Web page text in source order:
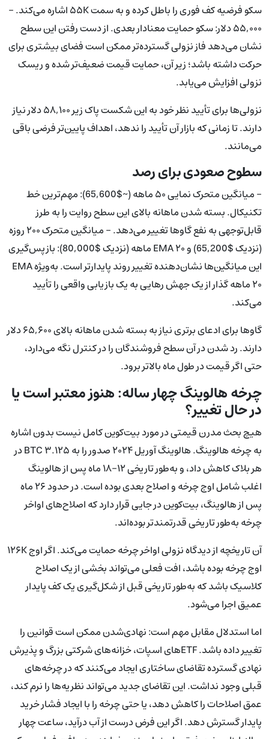
سکو فرضیه کف فوری را باطل کرده و به سمت ۵۵K اشاره می‌کند. -
۵۵,۰۰۰ دلار: سکو حمایت معنادار بعدی. از دست رفتن این سطح
نشان می‌دهد فاز نزولی گسترده‌تر ممکن است فضای بیشتری برای
حرکت داشته باشد؛ زیر آن، حمایت قیمت ضعیف‌تر شده و ریسک
نزولی افزایش می‌یابد.
نزولی‌ها برای تأیید نظر خود به این شکست پاک زیر ۵۸,۱۰۰ دلار نیاز
دارند. تا زمانی که بازار آن تأیید را ندهد، اهداف پایین‌تر فرضی باقی
می‌مانند.
سطوح صعودی برای رصد
- میانگین متحرک نمایی ۵۰ ماهه (~$65,600): مهم‌ترین خط
تکنیکال. بسته شدن ماهانه بالای این سطح روایت را به طرز
قابل‌توجهی به نفع گاوها تغییر می‌دهد. - میانگین متحرک ۲۰۰ روزه
(نزدیک $65,200) و EMA ۲۰ ماهه (نزدیک $80,000): بازپس‌گیری
این میانگین‌ها نشان‌دهنده تغییر روند پایدارتر است. به‌ویژه EMA
۲۰ ماهه گذار از یک جهش رهایی به یک بازیابی واقعی را تأیید
می‌کند.
گاوها برای ادعای برتری نیاز به بسته شدن ماهانه بالای ۶۵,۶۰۰ دلار
دارند. رد شدن در آن سطح فروشندگان را در کنترل نگه می‌دارد،
حتی اگر قیمت در طول ماه بالاتر برود.
چرخه هالوینگ چهار ساله: هنوز معتبر است یا
در حال تغییر؟
هیچ بحث مدرن قیمتی در مورد بیت‌کوین کامل نیست بدون اشاره
به چرخه هالوینگ. هالوینگ آوریل ۲۰۲۴ صدور را به ۳.۱۲۵ BTC در
هر بلاک کاهش داد، و به‌طور تاریخی ۱۲–۱۸ ماه پس از هالوینگ
اغلب شامل اوج چرخه و اصلاح بعدی بوده است. در حدود ۲۶ ماه
پس از هالوینگ، بیت‌کوین در جایی قرار دارد که اصلاح‌های اواخر
چرخه به‌طور تاریخی قدرتمندتر بوده‌اند.
آن تاریخچه از دیدگاه نزولی اواخر چرخه حمایت می‌کند. اگر اوج ۱۲۶K
اوج چرخه بوده باشد، افت فعلی می‌تواند بخشی از یک اصلاح
کلاسیک باشد که به‌طور تاریخی قبل از شکل‌گیری یک کف پایدار
عمیق اجرا می‌شود.
اما استدلال مقابل مهم است: نهادی‌شدن ممکن است قوانین را
تغییر داده باشد. ETFهای اسپات، خزانه‌های شرکتی بزرگ و پذیرش
نهادی گسترده تقاضای ساختاری ایجاد می‌کنند که در چرخه‌های
قبلی وجود نداشت. این تقاضای جدید می‌تواند نظریه‌ها را نرم کند،
عمق اصلاحات را کاهش دهد، یا حتی چرخه را با ایجاد فشار خرید
پایدار گسترش دهد. اگر این فرض درست از آب درآید، ساعت چهار